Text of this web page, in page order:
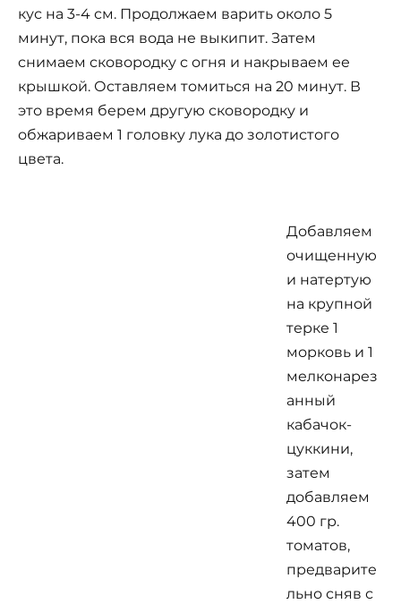
кус на 3-4 см. Продолжаем варить около 5
минут, пока вся вода не выкипит. Затем
снимаем сковородку с огня и накрываем ее
крышкой. Оставляем томиться на 20 минут. В
это время берем другую сковородку и
обжариваем 1 головку лука до золотистого
цвета.
Добавляем
очищенную
и натертую
на крупной
терке 1
морковь и 1
мелконарез
анный
кабачок-
цуккини,
затем
добавляем
400 гр.
томатов,
предварите
льно сняв с